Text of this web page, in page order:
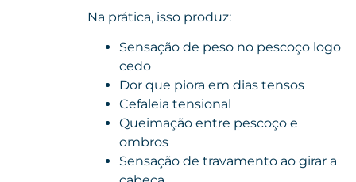
Na prática, isso produz:
Sensação de peso no pescoço logo
cedo
Dor que piora em dias tensos
Cefaleia tensional
Queimação entre pescoço e
ombros
Sensação de travamento ao girar a